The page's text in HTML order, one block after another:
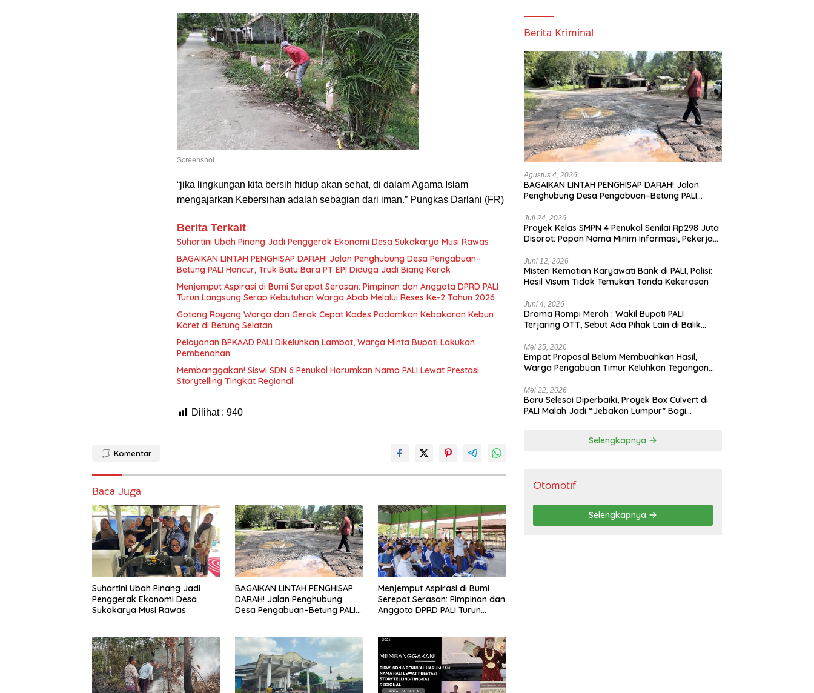
Screenshot
“jika lingkungan kita bersih hidup akan sehat, di dalam Agama Islam
mengajarkan Kebersihan adalah sebagian dari iman.” Pungkas Darlani (FR)
Berita Terkait
Suhartini Ubah Pinang Jadi Penggerak Ekonomi Desa Sukakarya Musi Rawas
BAGAIKAN LINTAH PENGHISAP DARAH! Jalan Penghubung Desa Pengabuan–
Betung PALI Hancur, Truk Batu Bara PT EPI Diduga Jadi Biang Kerok
Menjemput Aspirasi di Bumi Serepat Serasan: Pimpinan dan Anggota DPRD PALI
Turun Langsung Serap Kebutuhan Warga Abab Melalui Reses Ke-2 Tahun 2026
Gotong Royong Warga dan Gerak Cepat Kades Padamkan Kebakaran Kebun
Karet di Betung Selatan
Pelayanan BPKAAD PALI Dikeluhkan Lambat, Warga Minta Bupati Lakukan
Pembenahan
Membanggakan! Siswi SDN 6 Penukal Harumkan Nama PALI Lewat Prestasi
Storytelling Tingkat Regional
Dilihat : 940
Komentar
Baca Juga
Suhartini Ubah Pinang Jadi
Penggerak Ekonomi Desa
Sukakarya Musi Rawas
BAGAIKAN LINTAH PENGHISAP
DARAH! Jalan Penghubung
Desa Pengabuan–Betung PALI
Menjemput Aspirasi di Bumi
Serepat Serasan: Pimpinan dan
Anggota DPRD PALI Turun
2 Tahun 2026
Berita Kriminal
Agustus 4, 2026
BAGAIKAN LINTAH PENGHISAP DARAH! Jalan
Penghubung Desa Pengabuan–Betung PALI
Biang Kerok
Juli 24, 2026
Proyek Kelas SMPN 4 Penukal Senilai Rp298 Juta
Disorot: Papan Nama Minim Informasi, Pekerja
Juni 12, 2026
Misteri Kematian Karyawati Bank di PALI, Polisi:
Hasil Visum Tidak Temukan Tanda Kekerasan
Juni 4, 2026
Drama Rompi Merah : Wakil Bupati PALI
Terjaring OTT, Sebut Ada Pihak Lain di Balik
Mei 25, 2026
Empat Proposal Belum Membuahkan Hasil,
Warga Pengabuan Timur Keluhkan Tegangan
Mei 22, 2026
Baru Selesai Diperbaiki, Proyek Box Culvert di
PALI Malah Jadi “Jebakan Lumpur” Bagi
Selengkapnya
Otomotif
Selengkapnya